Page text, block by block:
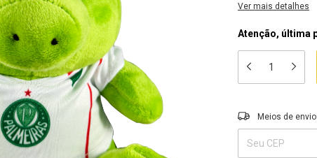
Ver mais detalhes
Atenção, última
Entregas para o CEP:
Meios de envio